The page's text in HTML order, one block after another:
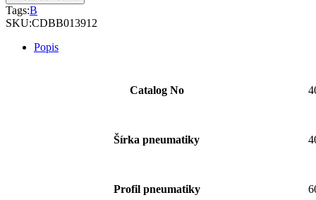
Tags:B
SKU:CDBB013912
Popis
Catalog No
Šírka pneumatiky
Profil pneumatiky